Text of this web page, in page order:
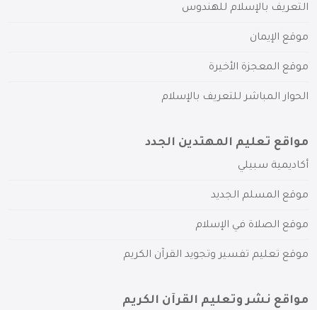
التعريف بالإسلام للهندوس
موقع الإيمان
موقع المعجزة الأخيرة
الحوار المباشر للتعريف بالإسلام
مواقع تعليم المهتدين الجدد
أكاديمية سبيلي
موقع المسلم الجديد
موقع الصلاة في الإسلام
موقع تعليم تفسير وتجويد القرآن الكريم
مواقع نشر وتعليم القرآن الكريم